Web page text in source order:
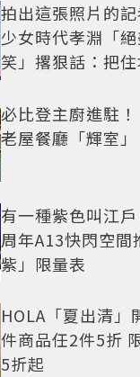
拍出這張照片的記
少女時代孝淵「
笑」撂狠話：把
必比登主廚進駐
老屋餐廳「輝室
有一種紫色叫江
周年A13快閃空間
紫」限量表
HOLA「夏出清」
件商品任2件5折
5折起